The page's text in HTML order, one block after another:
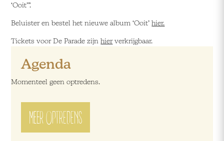
‘Ooit’”.
Beluister en bestel het nieuwe album ‘Ooit’hier.
Tickets voor De Parade zijnhierverkrijgbaar.
Agenda
Momenteel geen optredens.
MEER OPTREDENS